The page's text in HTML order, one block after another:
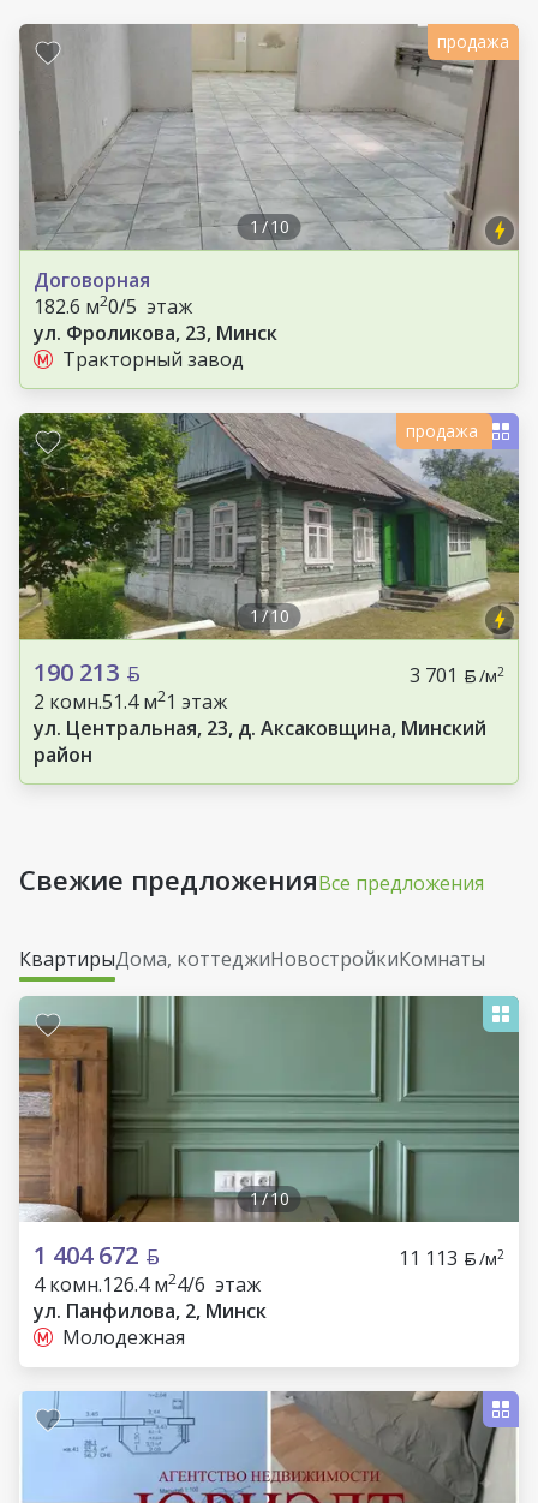
1 /10
продажа
Договорная
182.6 м20/5 этаж
ул. Фроликова, 23, Минск
Тракторный завод
1/10
продажа
190 213 3 701 /м2
2 комн.51.4 м21 этаж
ул. Центральная, 23, д. Аксаковщина, Минский
район
Свежие предложенияВсе предложения
КвартирыДома, коттеджиНовостройкиКомнаты
1/10
1 404 672 11 113 /м2
4 комн.126.4 м24/6 этаж
ул. Панфилова, 2, Минск
Молодежная